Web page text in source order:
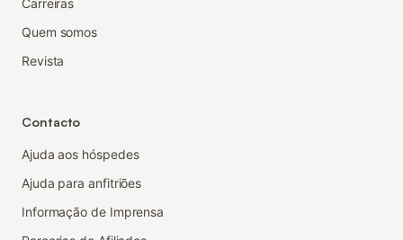
Quem somos
Revista
Contacto
Ajuda aos hóspedes
Ajuda para anfitriões
Informação de Imprensa